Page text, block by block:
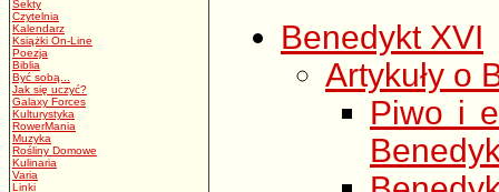
Sekty
Czytelnia
Kalendarz
Książki On-Line
Poezja
Biblia
Być sobą...
Jak się uczyć?
Galaxy Forces
Kulturystyka
RowerMania
Muzyka
Rośliny Domowe
Kulinaria
Varia
Linki
Benedykt XVI
Artykuły o
Piwo i